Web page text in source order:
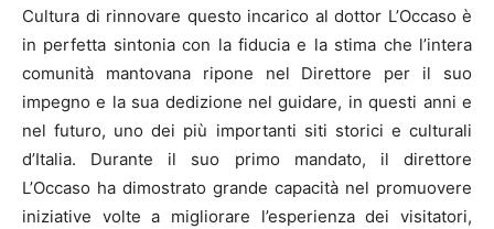
Cultura di rinnovare questo incarico al dottor L’Occaso è
in perfetta sintonia con la fiducia e la stima che l’intera
comunità mantovana ripone nel Direttore per il suo
impegno e la sua dedizione nel guidare, in questi anni e
nel futuro, uno dei più importanti siti storici e culturali
d’Italia. Durante il suo primo mandato, il direttore
L’Occaso ha dimostrato grande capacità nel promuovere
iniziative volte a migliorare l’esperienza dei visitatori,